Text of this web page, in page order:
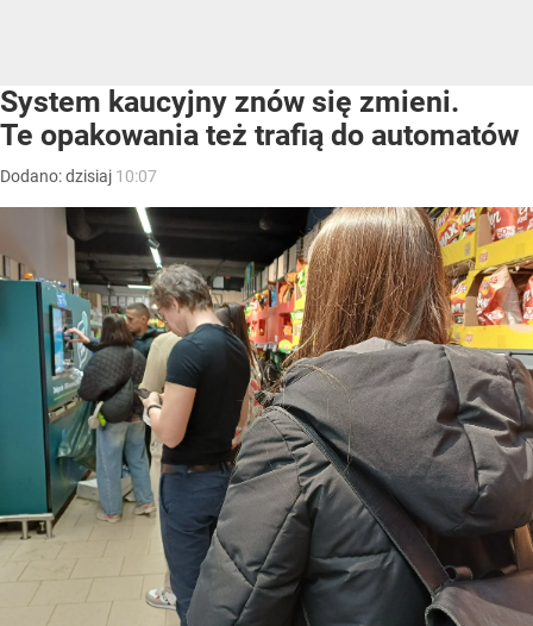
System kaucyjny znów się zmieni.
Te opakowania też trafią do automatów
Dodano:dzisiaj 10:07